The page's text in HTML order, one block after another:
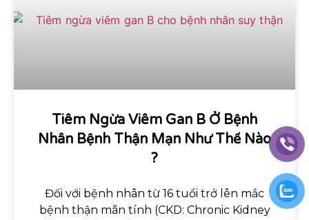
Tiêm Ngừa Viêm Gan B Ở Bệnh
Nhân Bệnh Thận Mạn Như Thế Nào
?
Đối với bệnh nhân từ 16 tuổi trở lên mắc
bệnh thận mãn tính (CKD: Chronic Kidney